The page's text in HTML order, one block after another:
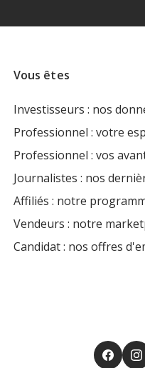
Vous êtes
Investisseurs : nos
Professionnel : votre
Professionnel : vos
Journalistes : nos
Affiliés : notre
Vendeurs : notre
Candidat : nos offres